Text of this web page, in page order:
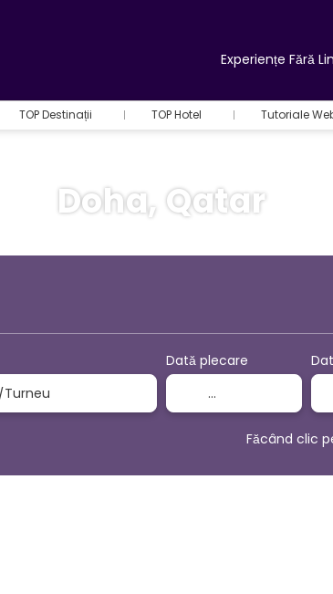
Experiențe Fără
TOP Destinații TOP Hotel Tutoriale
Doha, Qatar
Dată plecare
Făcând clic